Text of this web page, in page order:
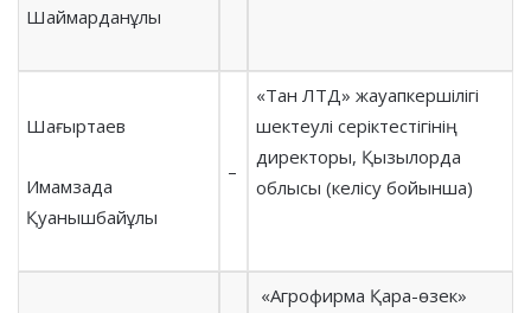
Шаймарданұлы
Шағыртаев
Имамзада
Қуанышбайұлы
–
«Тан ЛТД» жауапкершілігі
шектеулі серіктестігінің
директоры, Қызылорда
облысы (келісу бойынша)
«Агрофирма Қара-өзек»